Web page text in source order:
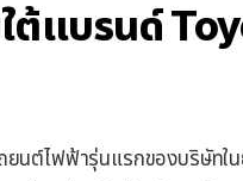
ต้แบรนด์
นต์ไฟฟ้ารุ่นแรกของบริษัทใ